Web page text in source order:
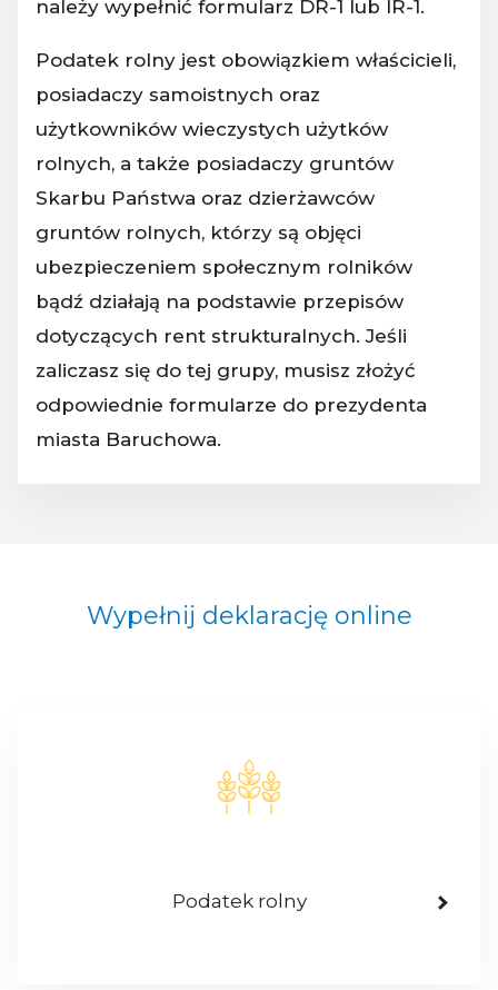
należy wypełnić formularz DR-1 lub IR-1.
Podatek rolny jest obowiązkiem właścicieli,
posiadaczy samoistnych oraz
użytkowników wieczystych użytków
rolnych, a także posiadaczy gruntów
Skarbu Państwa oraz dzierżawców
gruntów rolnych, którzy są objęci
ubezpieczeniem społecznym rolników
bądź działają na podstawie przepisów
dotyczących rent strukturalnych. Jeśli
zaliczasz się do tej grupy, musisz złożyć
odpowiednie formularze do prezydenta
miasta Baruchowa.
Wypełnij deklarację online
Podatek rolny